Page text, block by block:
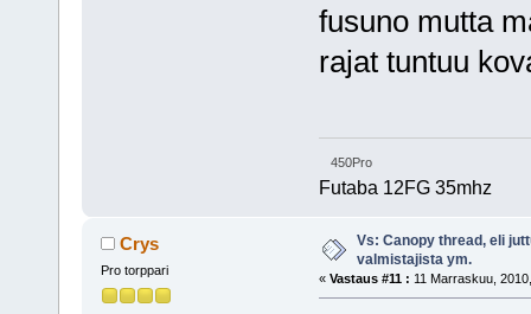
fusuno mutta
rajat tuntuu
450Pro
Futaba 12FG 35mhz
Crys
Pro torppari
Vs: Canopy thread, eli
valmistajista ym.
« Vastaus #11 : 11 Marraskuu,